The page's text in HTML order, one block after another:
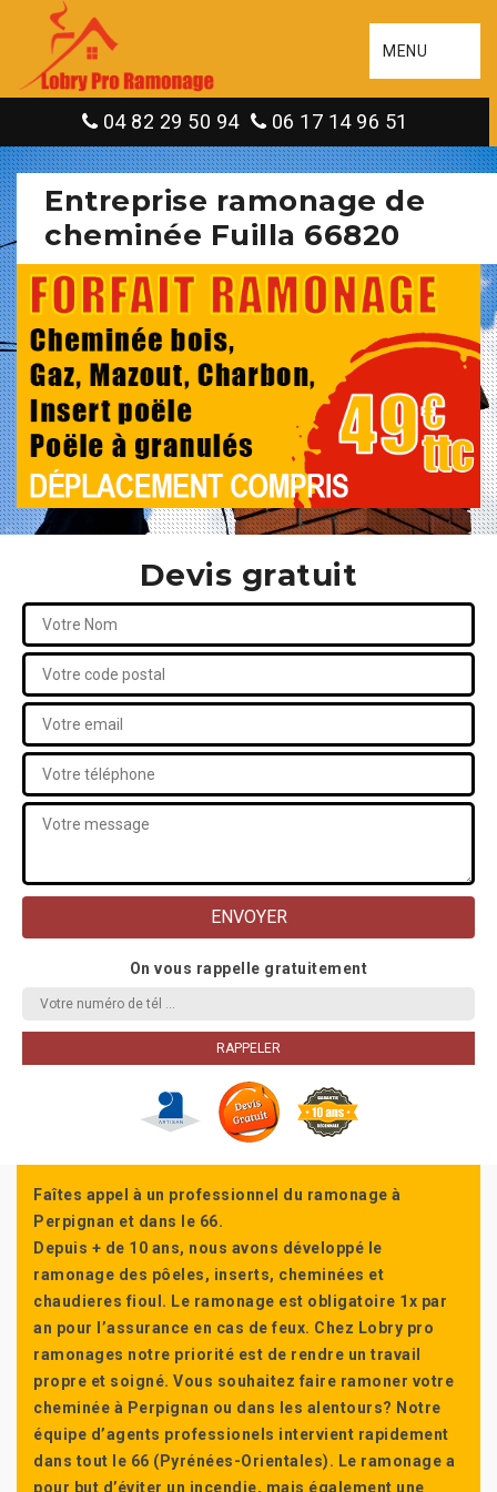
MENU
04 82 29 50 94 06 17 14 96 51
Entreprise ramonage de
cheminée Fuilla 66820
Devis gratuit
On vous rappelle gratuitement
Faîtes appel à un professionnel du ramonage à
Perpignan et dans le 66.
Depuis + de 10 ans, nous avons développé le
ramonage des pôeles, inserts, cheminées et
chaudieres fioul. Le ramonage est obligatoire 1x par
an pour l’assurance en cas de feux. Chez Lobry pro
ramonages notre priorité est de rendre un travail
propre et soigné. Vous souhaitez faire ramoner votre
cheminée à Perpignan ou dans les alentours? Notre
équipe d’agents professionels intervient rapidement
dans tout le 66 (Pyrénées-Orientales). Le ramonage a
pour but d’éviter un incendie, mais également une